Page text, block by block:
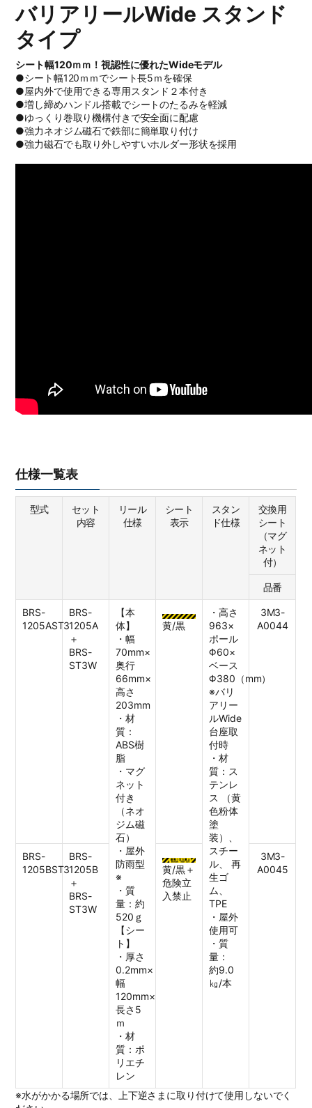
バリアリールWide スタンド
タイプ
シート幅120ｍｍ！視認性に優れたWideモデル
●シート幅120ｍｍでシート長5ｍを確保
●屋内外で使用できる専用スタンド２本付き
●増し締めハンドル搭載でシートのたるみを軽減
●ゆっくり巻取り機構付きで安全面に配慮
●強力ネオジム磁石で鉄部に簡単取り付け
●強力磁石でも取り外しやすいホルダー形状を採用
仕様一覧表
型式
セット
内容
リール
仕様
シート
表示
スタン
ド仕様
交換用
シート
（マグ
ネット
付）
品番
BRS-
1205AST3
BRS-
1205A
＋
BRS-
ST3W
【本
体】
・幅
70mm×
奥行
66mm×
高さ
203mm
・材
質：
ABS樹
脂
・マグ
ネット
付き
（ネオ
ジム磁
石）
・屋外
防雨型
※
・質
量：約
520ｇ
【シー
ト】
・厚さ
0.2mm×
幅
120mm×
長さ5
ｍ
・材
質：ポ
リエチ
レン
黄/黒
・高さ
963×
ポール
Φ60×
ベース
Φ380（mm）
※バリ
アリー
ルWide
台座取
付時
・材
質：ス
テンレ
ス （黄
色粉体
塗
装）、
スチー
ル、 再
生ゴ
ム、
TPE
・屋外
使用可
・質
量：
約9.0
㎏/本
3M3-
A0044
BRS-
1205BST3
BRS-
1205B
＋
BRS-
ST3W
黄/黒＋
危険立
入禁止
3M3-
A0045
※水がかかる場所では、上下逆さまに取り付けて使用しないでく